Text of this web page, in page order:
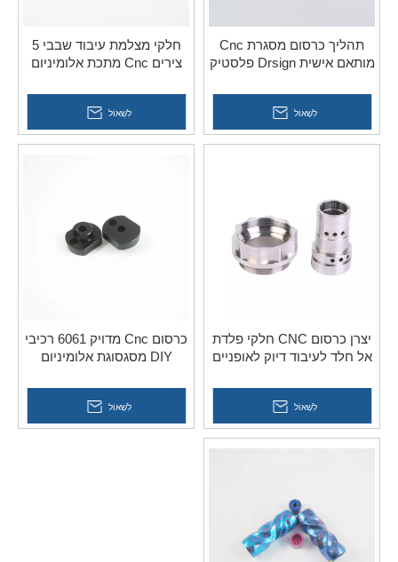
תהליך כרסום מסגרת Cnc
מותאם אישית Drsign פלסטיק
לִשְׁאוֹל
חלקי מצלמת עיבוד שבבי 5
צירים Cnc מתכת אלומיניום
לִשְׁאוֹל
יצרן כרסום CNC חלקי פלדת
אל חלד לעיבוד דיוק לאופניים
לִשְׁאוֹל
כרסום Cnc מדויק 6061 רכיבי
DIY מסגסוגת אלומיניום
לִשְׁאוֹל